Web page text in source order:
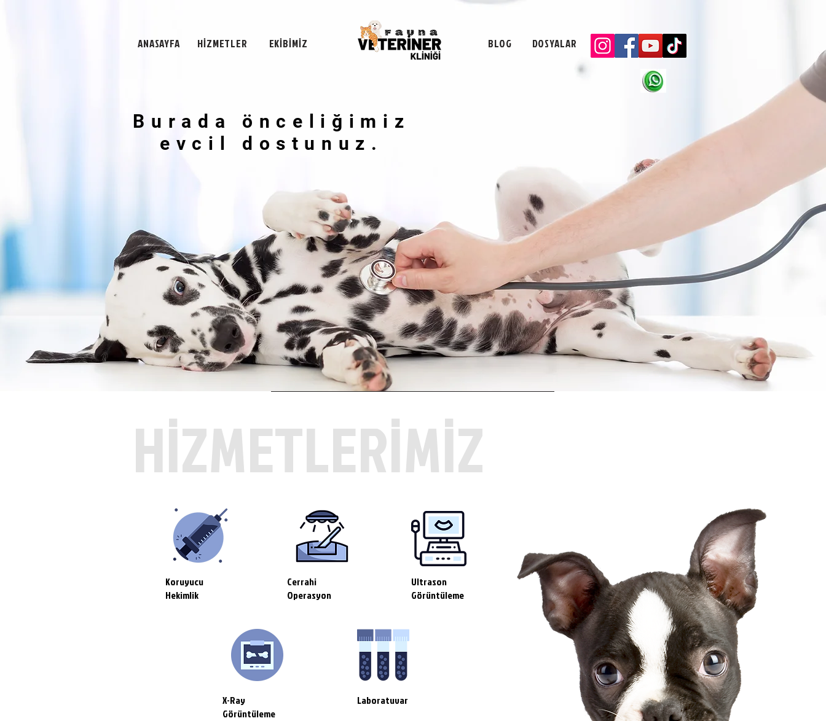
ANASAYFA HİZMETLER EKİBİMİZ BLOG DOSYALAR
Burada önceliğimiz
evcil dostunuz.
Burada önceliğimiz
evcil dostunuz.
HİZMETLERİMİZ
Koruyucu
Hekimlik
Cerrahi
Operasyon
Ultrason
Görüntüleme
X-Ray
Görüntüleme
Laboratuvar